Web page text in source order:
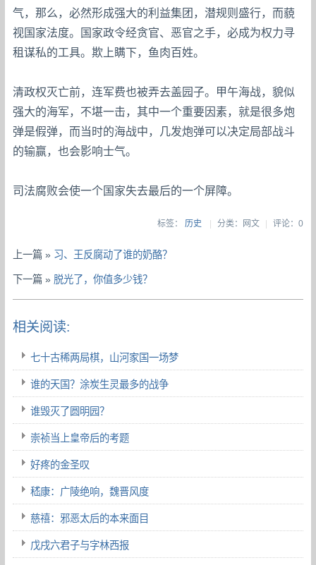
气，那么，必然形成强大的利益集团，潜规则盛行，而藐
视国家法度。国家政令经贪官、恶官之手，必成为权力寻
租谋私的工具。欺上瞒下，鱼肉百姓。
清政权灭亡前，连军费也被弄去盖园子。甲午海战，貌似
强大的海军，不堪一击，其中一个重要因素，就是很多炮
弹是假弹，而当时的海战中，几发炮弹可以决定局部战斗
的输赢，也会影响士气。
司法腐败会使一个国家失去最后的一个屏障。
标签： 历史 | 分类：网文| 评论：0
上一篇 » 习、王反腐动了谁的奶酪？
下一篇 » 脱光了，你值多少钱？
相关阅读:
七十古稀两局棋，山河家国一场梦
谁的天国？涂炭生灵最多的战争
谁毁灭了圆明园？
崇祯当上皇帝后的考题
好疼的金圣叹
嵇康：广陵绝响，魏晋风度
慈禧：邪恶太后的本来面目
戊戌六君子与字林西报